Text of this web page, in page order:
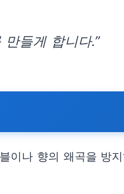
들게 합니다.”
이나 향의 왜곡을 방